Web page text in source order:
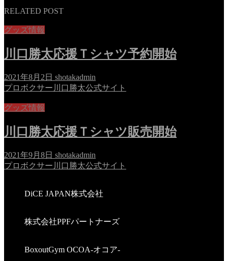
RELATED POST
グッズ情報
川口勝太応援Ｔシャツ予約開始
2021年8月2日 shotakadmin
プロボクサー川口勝太公式サイト
グッズ情報
川口勝太応援Ｔシャツ販売開始
2021年9月8日 shotakadmin
プロボクサー川口勝太公式サイト
DiCE JAPAN株式会社
株式会社PPFパートナーズ
BoxoutGym OCOA-オコア-